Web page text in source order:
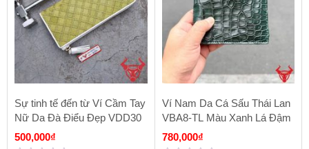
Sự tinh tế đến từ Ví Cầm Tay
Nữ Da Đà Điểu Đẹp VDD30
500,000₫
Ví Nam Da Cá Sấu Thái Lan
VBA8-TL Màu Xanh Lá Đậm
780,000₫